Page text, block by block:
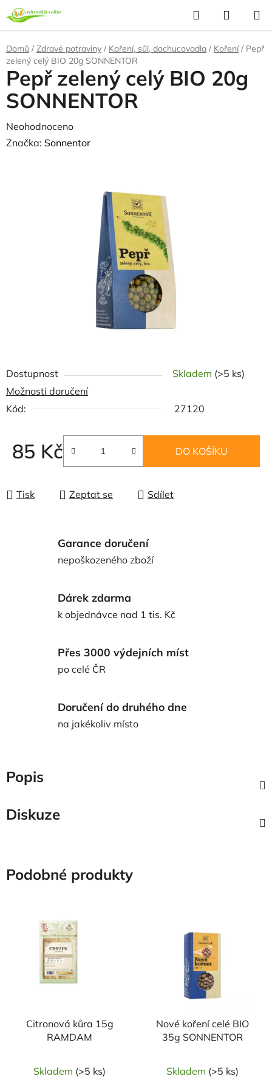
Přejít
na
obsah
Hledat
KOŠÍK
Domů / Zdravé potraviny / Koření, sůl, dochucovadla / Koření / Pepř
zelený celý BIO 20g SONNENTOR
Dostupnost Skladem (>5 ks)
Možnosti doručení
Kód:
27120
85 Kč
Měrná cena:
DO KOŠÍKU
Tisk Zeptat se Sdílet
Pepř zelený celý BIO 20g
SONNENTOR
Průměrné
hodnocení
Neohodnoceno
Značka: Sonnentor
Garance doručení
nepoškozeného zboží
Dárek zdarma
k objednávce nad 1 tis. Kč
Přes 3000 výdejních míst
po celé ČR
Doručení do druhého dne
na jakékoliv místo
Popis
Diskuze
Podobné produkty
NAŠE OVĚŘENÁ
VOLBA
Citronová kůra 15g
RAMDAM
Skladem (>5 ks)
Nové koření celé BIO
35g SONNENTOR
Skladem (>5 ks)